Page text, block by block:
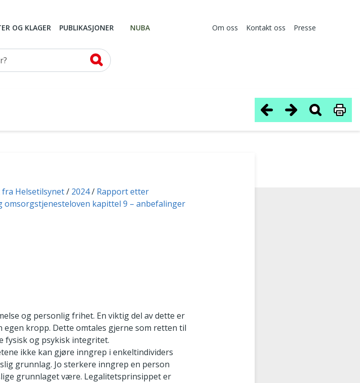
OG KLAGER PUBLIKASJONER NUBA Om oss Kontakt oss Presse
Helsetilsynet 2024
Rapport etter
omsorgstjenesteloven kapittel 9 – anbefalinger
og personlig frihet. En viktig del av dette er
egen kropp. Dette omtales gjerne som retten til
fysisk og psykisk integritet.
ikke kan gjøre inngrep i enkeltindividers
grunnlag. Jo sterkere inngrep en person
grunnlaget være. Legalitetsprinsippet er